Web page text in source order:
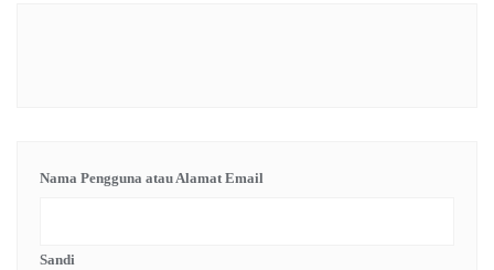
Nama Pengguna atau Alamat Email
Sandi